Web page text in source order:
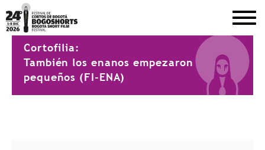
DEL 1 AL 8 DE DICIEMBRE DE 2026
Cortofilia:
También los enanos empezaron
pequeños (FI-ENA)